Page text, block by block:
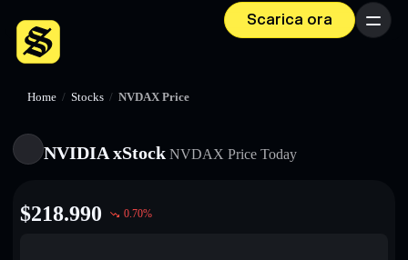
Scarica ora Menu
Home / Stocks / NVDAX Price
NVIDIA xStock NVDAX Price Today
$218.990 0.70%